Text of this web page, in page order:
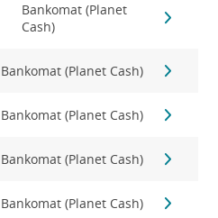
Bankomat (Planet
Cash)
Bankomat (Planet Cash)
Bankomat (Planet Cash)
Bankomat (Planet Cash)
Bankomat (Planet Cash)